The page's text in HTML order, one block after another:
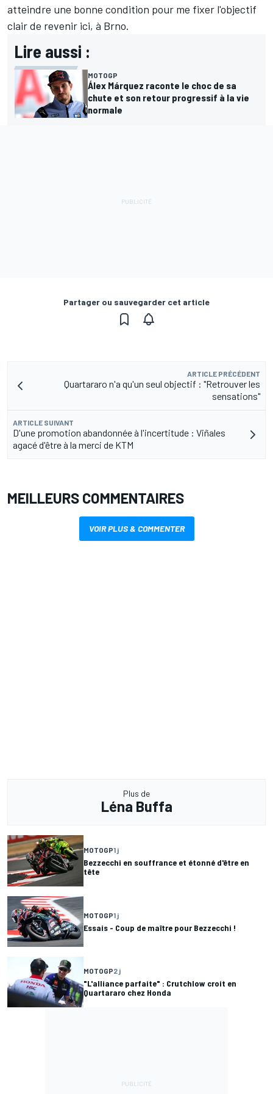
atteindre une bonne condition pour me fixer l'objectif
clair de revenir ici, à Brno.
Lire aussi :
MOTOGP
Álex Márquez raconte le choc de sa
chute et son retour progressif à la vie
normale
Partager ou sauvegarder cet article
ARTICLE PRÉCÉDENT
Quartararo n'a qu'un seul objectif : "Retrouver les
sensations"
ARTICLE SUIVANT
D'une promotion abandonnée à l'incertitude : Viñales
agacé d'être à la merci de KTM
MEILLEURS COMMENTAIRES
VOIR PLUS & COMMENTER
Plus de
Léna Buffa
MOTOGP1 j
Bezzecchi en souffrance et étonné d'être en
tête
MOTOGP1 j
Essais - Coup de maître pour Bezzecchi !
MOTOGP2 j
"L'alliance parfaite" : Crutchlow croit en
Quartararo chez Honda